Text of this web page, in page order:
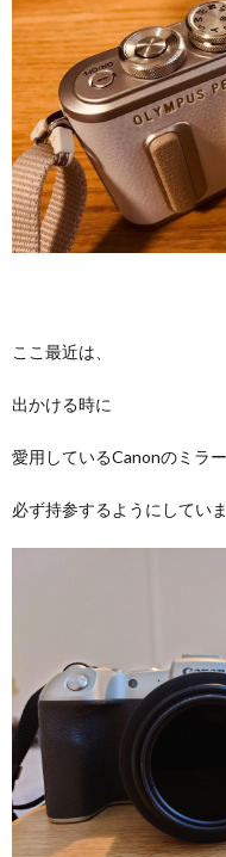
ここ最近は、
出かける時に
愛用しているCanonのミラ
必ず持参するようにしていま